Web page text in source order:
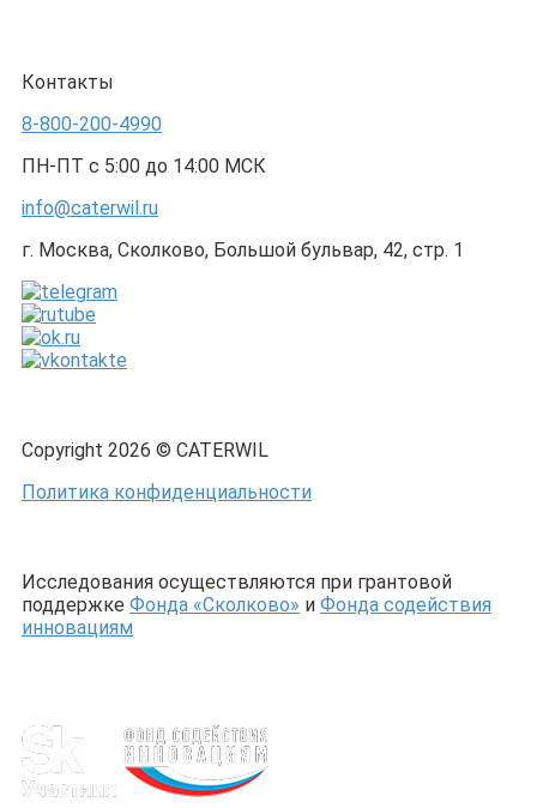
Контакты
8-800-200-4990
ПН-ПТ с 5:00 до 14:00 МСК
info@caterwil.ru
г. Москва, Сколково, Большой бульвар, 42, стр. 1
Copyright 2026 © CATERWIL
Политика конфиденциальности
Исследования осуществляются при грантовой
поддержке Фонда «Сколково» и Фонда содействия
инновациям